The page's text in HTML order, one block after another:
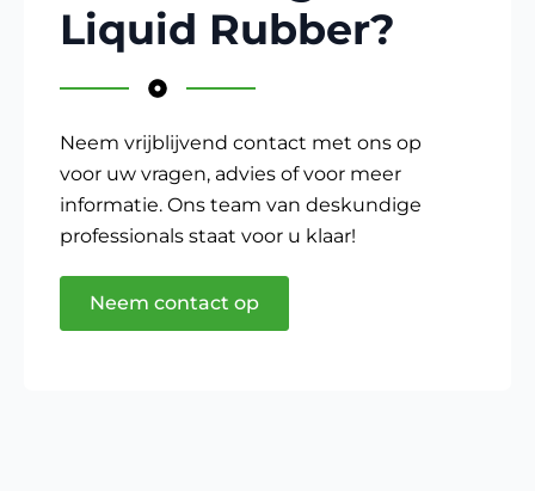
Liquid Rubber?
Neem vrijblijvend contact met ons op
voor uw vragen, advies of voor meer
informatie. Ons team van deskundige
professionals staat voor u klaar!
Neem contact op